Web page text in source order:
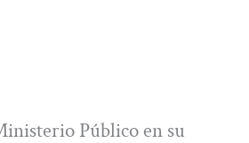
Público en su